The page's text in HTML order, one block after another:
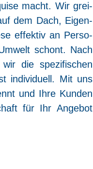
macht. Wir grei­
dem Dach, Eigen­
effek­tiv an Per­so­
schont. Nach
die spe­zi­fi­schen
indi­vi­du­ell. Mit uns
und Ihre Kun­den
für Ihr Ange­bot